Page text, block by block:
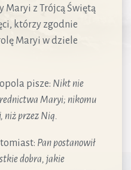
Maryi z Trójcą Świętą
którzy zgodnie
Maryi w dziele
pisze: Nikt nie
Maryi; nikomu
niż przez Nią.
Pan postanowił
dobra, jakie